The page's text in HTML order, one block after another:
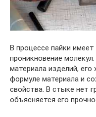
В процессе пайки
проникновение
материала изделий,
формуле материала и
свойства. В стыке нет
объясняется его